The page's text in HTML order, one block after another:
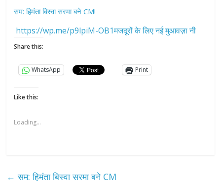
सम: हिमंता बिस्वा सरमा बने CM!
https://wp.me/p9lpiM-OB1मजदूरों के लिए नई मुआवज़ा नी
Share this:
WhatsApp Print
Like this:
Loading...
← सम: हिमंता बिस्वा सरमा बने CM